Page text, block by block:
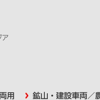
ア
用
鉱山・建設車両／